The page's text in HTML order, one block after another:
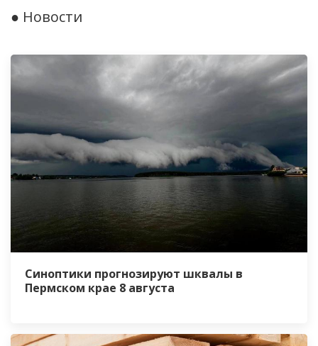
● Новости
Синоптики прогнозируют шквалы в
Пермском крае 8 августа